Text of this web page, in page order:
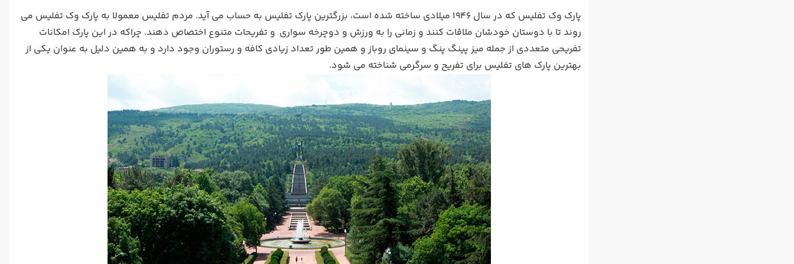
پارک وک تفلیس که در سال 1946 میلادی ساخته شده است، بزرگترین پارک تفلیس به حساب می آید. مردم تفلیس معمولا به پارک وک تفلیس می
روند تا با دوستان خودشان ملاقات کنند و زمانی را به ورزش و دوچرخه سواری و تفریحات متنوع اختصاص دهند. چراکه در این پارک امکانات
تفریحی متعددی از جمله میز پینگ پنگ و سینمای روباز و همین طور تعداد زیادی کافه و رستوران وجود دارد و به همین دلیل به عنوان یکی از
بهترین پارک های تفلیس برای تفریح و سرگرمی شناخته می شود.